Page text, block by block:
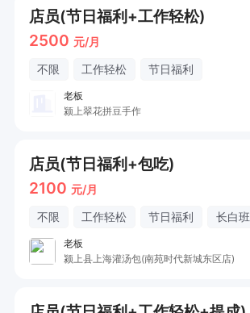
店员(节日福利+工作轻松)
2500 元/月
不限 工作轻松 节日福利
老板
颍上翠花拼豆手作
店员(节日福利+包吃)
2100 元/月
不限 工作轻松 节日福利 长白班
老板
颍上县上海灌汤包(南苑时代新城东区店)